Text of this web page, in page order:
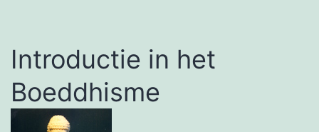
Introductie in het
Boeddhisme